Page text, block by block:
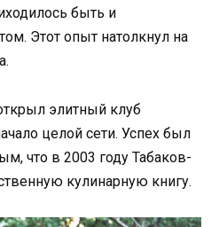
быть и
Этот опыт натолкнул на
элитный клуб
целой сети. Успех был
что в 2003 году Табаков-
кулинарную книгу.